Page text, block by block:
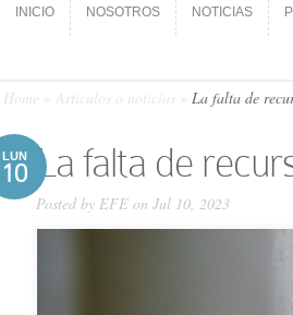
INICIO NOSOTROS NOTICIAS
Home Artículos o noticias La falta de
LUN
10 La falta de
Posted by EFE on Jul 10, 2023